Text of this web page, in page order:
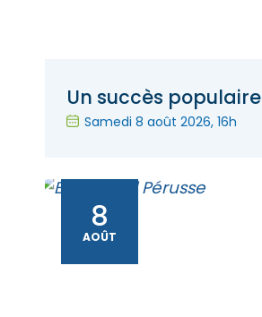
Un succès populaire
Samedi 8 août 2026, 16h
8
AOÛT